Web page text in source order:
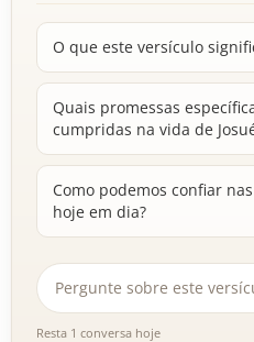
O que este versículo
Quais promessas
cumpridas na vida de
Como podemos confiar
hoje em dia?
Resta 1 conversa hoje